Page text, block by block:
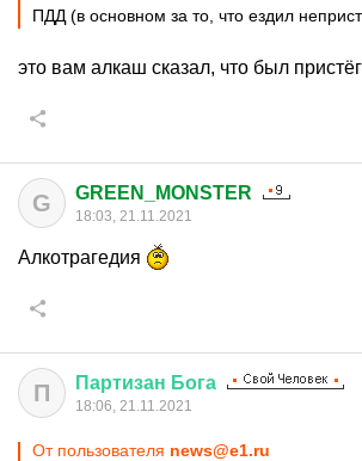
ПДД (в основном за то, что ездил
это вам алкаш сказал, что был
G GREEN_MONSTER
18:03, 21.11.2021
Алкотрагедия
П Партизан Бога
18:06, 21.11.2021
От пользователя news@e1.ru